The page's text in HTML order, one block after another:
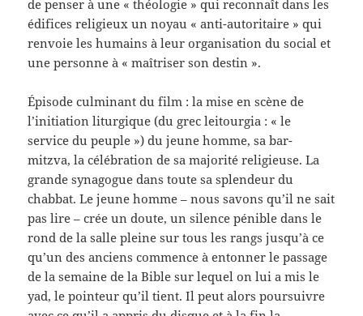
de penser à une « théologie » qui reconnaît dans les
édifices religieux un noyau « anti-autoritaire » qui
renvoie les humains à leur organisation du social et
une personne à « maîtriser son destin ».
Épisode culminant du film : la mise en scène de
l’initiation liturgique (du grec leitourgia : « le
service du peuple ») du jeune homme, sa bar-
mitzva, la célébration de sa majorité religieuse. La
grande synagogue dans toute sa splendeur du
chabbat. Le jeune homme – nous savons qu’il ne sait
pas lire – crée un doute, un silence pénible dans le
rond de la salle pleine sur tous les rangs jusqu’à ce
qu’un des anciens commence à entonner le passage
de la semaine de la Bible sur lequel on lui a mis le
yad, le pointeur qu’il tient. Il peut alors poursuivre